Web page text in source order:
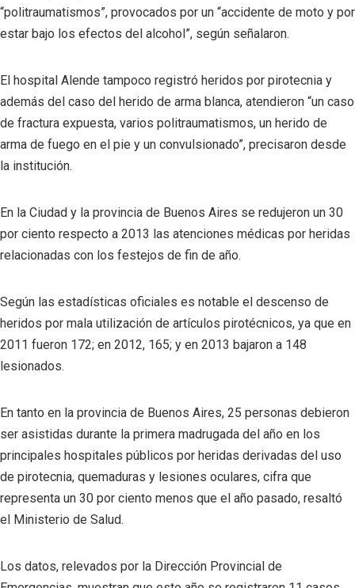
“politraumatismos”, provocados por un “accidente de moto y por
estar bajo los efectos del alcohol”, según señalaron.
El hospital Alende tampoco registró heridos por pirotecnia y
además del caso del herido de arma blanca, atendieron “un caso
de fractura expuesta, varios politraumatismos, un herido de
arma de fuego en el pie y un convulsionado”, precisaron desde
la institución.
En la Ciudad y la provincia de Buenos Aires se redujeron un 30
por ciento respecto a 2013 las atenciones médicas por heridas
relacionadas con los festejos de fin de año.
Según las estadísticas oficiales es notable el descenso de
heridos por mala utilización de artículos pirotécnicos, ya que en
2011 fueron 172; en 2012, 165; y en 2013 bajaron a 148
lesionados.
En tanto en la provincia de Buenos Aires, 25 personas debieron
ser asistidas durante la primera madrugada del año en los
principales hospitales públicos por heridas derivadas del uso
de pirotecnia, quemaduras y lesiones oculares, cifra que
representa un 30 por ciento menos que el año pasado, resaltó
el Ministerio de Salud.
Los datos, relevados por la Dirección Provincial de